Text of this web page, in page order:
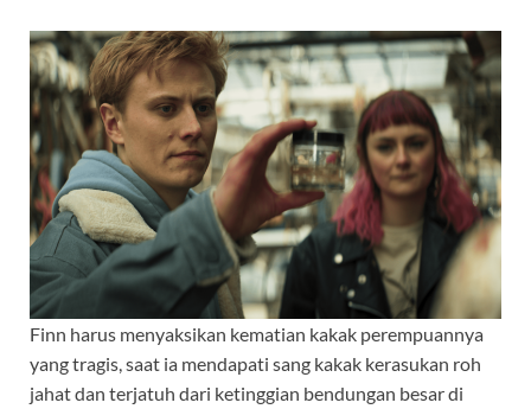
Finn harus menyaksikan kematian kakak perempuannya
yang tragis, saat ia mendapati sang kakak kerasukan roh
jahat dan terjatuh dari ketinggian bendungan besar di